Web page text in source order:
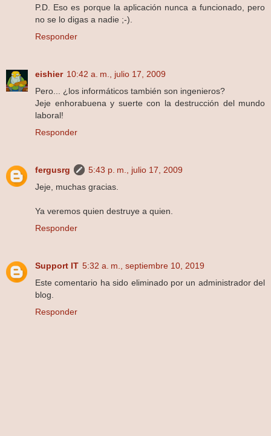
P.D. Eso es porque la aplicación nunca a funcionado, pero
no se lo digas a nadie ;-).
Responder
eishier 10:42 a. m., julio 17, 2009
Pero... ¿los informáticos también son ingenieros?
Jeje enhorabuena y suerte con la destrucción del mundo
laboral!
Responder
fergusrg
5:43 p. m., julio 17, 2009
Jeje, muchas gracias.
Ya veremos quien destruye a quien.
Responder
Support IT 5:32 a. m., septiembre 10, 2019
Este comentario ha sido eliminado por un administrador del
blog.
Responder